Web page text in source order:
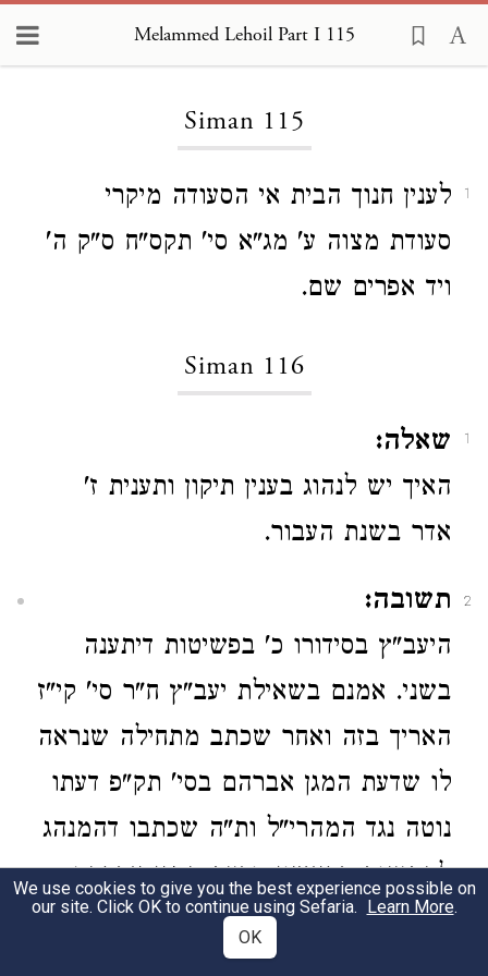
Melammed Lehoil Part I 115
Siman 115
1
לענין חנוך הבית אי הסעודה מיקרי
סעודת מצוה ע' מג"א סי' תקס"ח ס"ק ה'
ויד אפרים שם.
Siman 116
1
שאלה:
האיך יש לנהוג בענין תיקון ותענית ז'
אדר בשנת העבור.
2
תשובה:
היעב"ץ בסידורו כ' בפשיטות דיתענה
בשני. אמנם בשאילת יעב"ץ ח"ר סי' קי"ז
האריך בזה ואחר שכתב מתחילה שנראה
לו שדעת המגן אברהם בסי' תק"פ דעתו
נוטה נגד המהרי"ל ות"ה שכתבו דהמנהג
להתענות בראשון, ודעת המגן אברהם
נוטה לקובעו בשני וכן הוא דעתו של
We use cookies to give you the best experience possible on
our site. Click OK to continue using Sefaria. Learn More.
OK